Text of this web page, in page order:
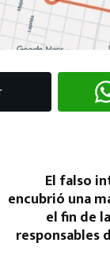
El falso
encubrió una
el fin de
responsables